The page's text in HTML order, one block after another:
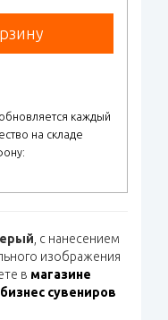
каждый
на складе
, с нанесением
изображения
в магазине
сувениров